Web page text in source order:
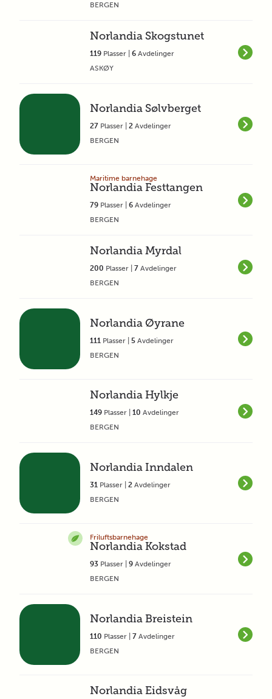
BERGEN
Norlandia Skogstunet
119 Plasser | 6 Avdelinger
ASKØY
Norlandia Sølvberget
27 Plasser | 2 Avdelinger
BERGEN
Maritime barnehage
Norlandia Festtangen
79 Plasser | 6 Avdelinger
BERGEN
Norlandia Myrdal
200 Plasser | 7 Avdelinger
BERGEN
Norlandia Øyrane
111 Plasser | 5 Avdelinger
BERGEN
Norlandia Hylkje
149 Plasser | 10 Avdelinger
BERGEN
Norlandia Inndalen
31 Plasser | 2 Avdelinger
BERGEN
Friluftsbarnehage
Norlandia Kokstad
93 Plasser | 9 Avdelinger
BERGEN
Norlandia Breistein
110 Plasser | 7 Avdelinger
BERGEN
Norlandia Eidsvåg